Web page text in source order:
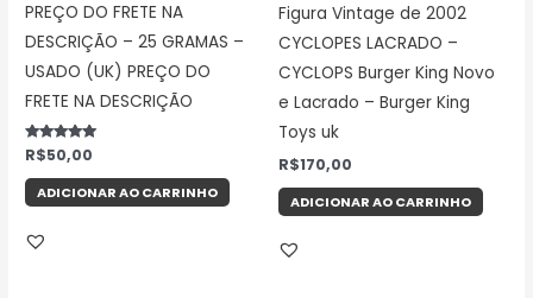
PREÇO DO FRETE NA
DESCRIÇÃO – 25 GRAMAS –
USADO (UK) PREÇO DO
FRETE NA DESCRIÇÃO
Avaliação
5.00
de 5
R$50,00
ADICIONAR AO CARRINHO
Figura Vintage de 2002
CYCLOPES LACRADO –
CYCLOPS Burger King Novo
e Lacrado – Burger King
Toys uk
R$170,00
ADICIONAR AO CARRINHO